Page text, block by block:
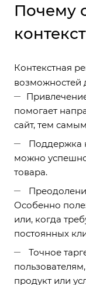
Почему
Контекстная
возможностей
помогает
сайт, тем
Поддержка
можно
товара.
Особенно
или, когда
постоянных
Точное
продукт или